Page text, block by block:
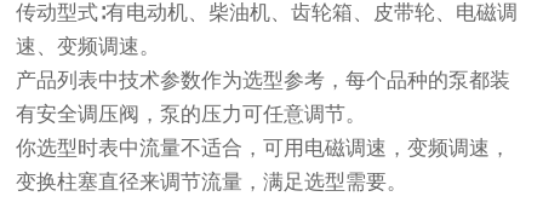
传动型式∶有电动机、柴油机、齿轮箱、皮带轮、电磁调
速、变频调速。
产品列表中技术参数作为选型参考，每个品种的泵都装
有安全调压阀，泵的压力可任意调节。
你选型时表中流量不适合，可用电磁调速，变频调速，
变换柱塞直径来调节流量，满足选型需要。